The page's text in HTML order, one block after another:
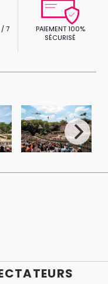
/ 7
PAIEMENT 100%
SÉCURISÉ